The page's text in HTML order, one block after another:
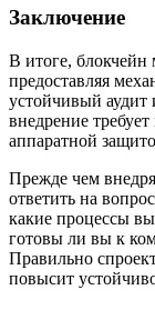
Заключение
В итоге, блокчейн
предоставляя
устойчивый
внедрение
аппаратной
Прежде чем
ответить на
какие процессы
готовы ли вы к
Правильно
повысит